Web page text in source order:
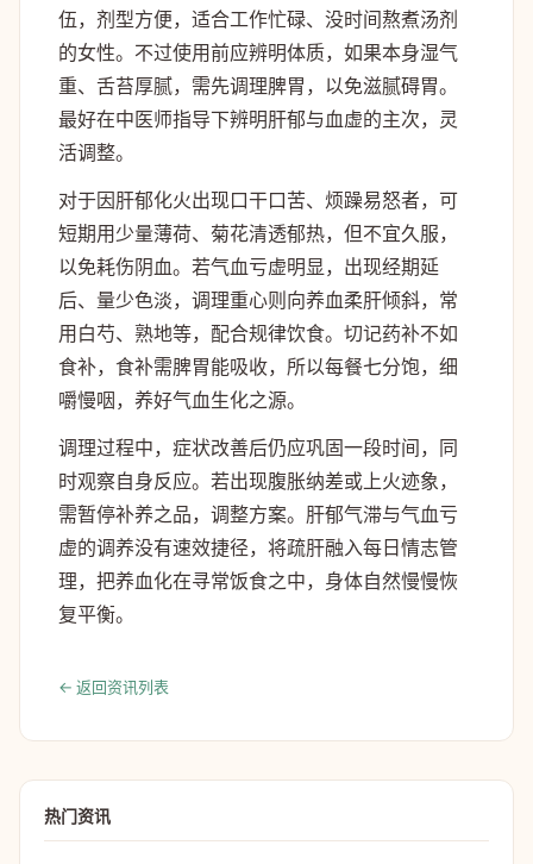
伍，剂型方便，适合工作忙碌、没时间熬煮汤剂
的女性。不过使用前应辨明体质，如果本身湿气
重、舌苔厚腻，需先调理脾胃，以免滋腻碍胃。
最好在中医师指导下辨明肝郁与血虚的主次，灵
活调整。
对于因肝郁化火出现口干口苦、烦躁易怒者，可
短期用少量薄荷、菊花清透郁热，但不宜久服，
以免耗伤阴血。若气血亏虚明显，出现经期延
后、量少色淡，调理重心则向养血柔肝倾斜，常
用白芍、熟地等，配合规律饮食。切记药补不如
食补，食补需脾胃能吸收，所以每餐七分饱，细
嚼慢咽，养好气血生化之源。
调理过程中，症状改善后仍应巩固一段时间，同
时观察自身反应。若出现腹胀纳差或上火迹象，
需暂停补养之品，调整方案。肝郁气滞与气血亏
虚的调养没有速效捷径，将疏肝融入每日情志管
理，把养血化在寻常饭食之中，身体自然慢慢恢
复平衡。
← 返回资讯列表
热门资讯